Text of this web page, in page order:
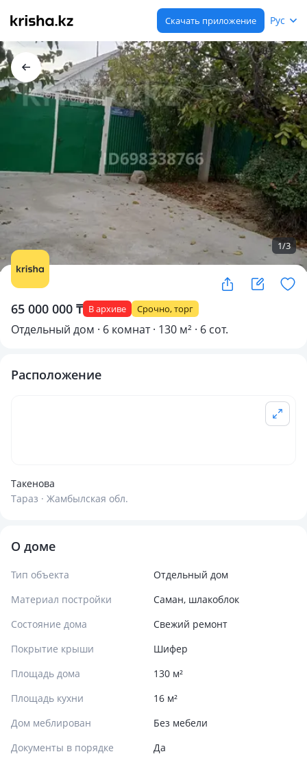
Скачать приложение Рус
1/3
65 000 000 ₸ В архиве Срочно, торг
Отдельный дом · 6 комнат · 130 м² · 6 сот.
Расположение
Такенова
Тараз · Жамбылская обл.
О доме
Тип объекта
Отдельный дом
Материал постройки
Саман, шлакоблок
Состояние дома
Свежий ремонт
Покрытие крыши
Шифер
Площадь дома
130 м²
Площадь кухни
16 м²
Дом меблирован
Без мебели
Документы в порядке
Да